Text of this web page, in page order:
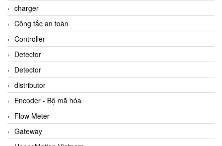
charger
Công tắc an toàn
Controller
Detector
Detector
distributor
Encoder - Bộ mã hóa
Flow Meter
Gateway